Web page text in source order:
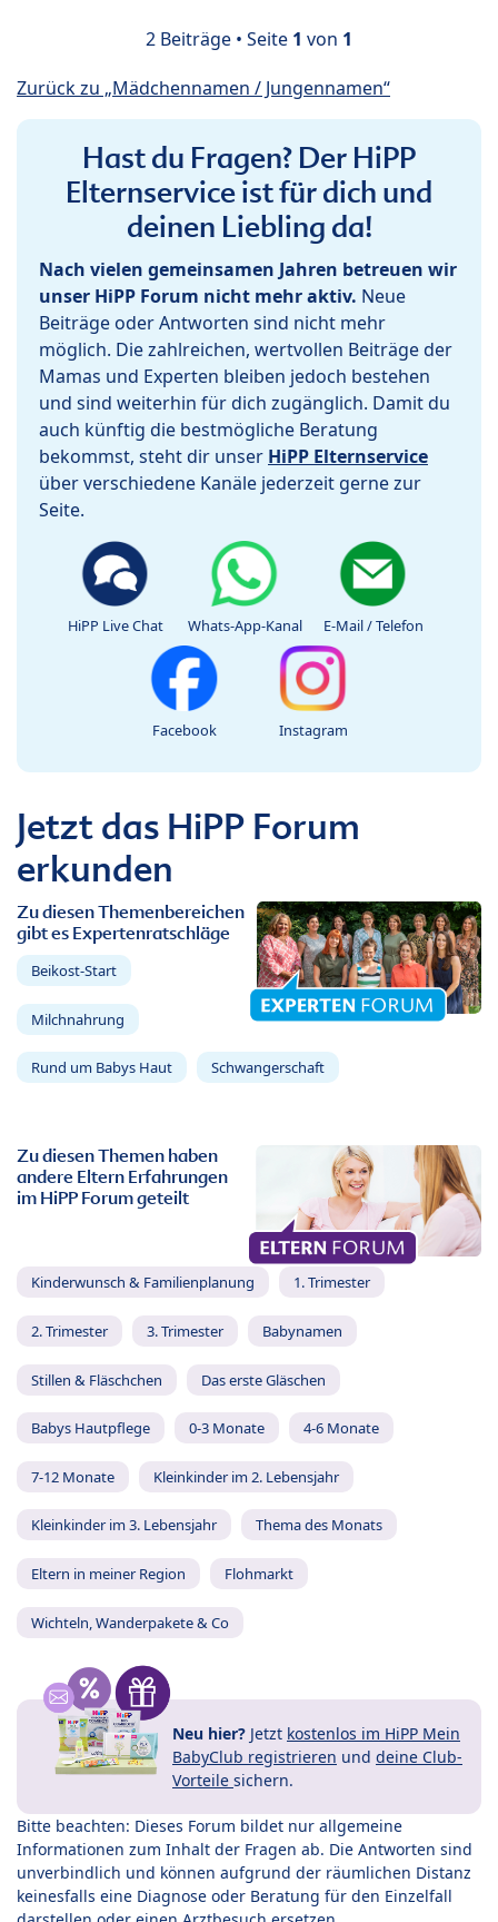
2 Beiträge • Seite 1 von 1
Zurück zu „Mädchennamen / Jungennamen“
Hast du Fragen? Der HiPP
Elternservice ist für dich und
deinen Liebling da!
Nach vielen gemeinsamen Jahren betreuen wir
unser HiPP Forum nicht mehr aktiv. Neue
Beiträge oder Antworten sind nicht mehr
möglich. Die zahlreichen, wertvollen Beiträge der
Mamas und Experten bleiben jedoch bestehen
und sind weiterhin für dich zugänglich. Damit du
auch künftig die bestmögliche Beratung
bekommst, steht dir unser HiPP Elternservice
über verschiedene Kanäle jederzeit gerne zur
Seite.
HiPP Live Chat Whats-App-Kanal E-Mail / Telefon
Facebook Instagram
Jetzt das HiPP Forum
erkunden
Zu diesen Themenbereichen
gibt es Expertenratschläge
Beikost-Start
Milchnahrung
Rund um Babys Haut Schwangerschaft
Zu diesen Themen haben
andere Eltern Erfahrungen
im HiPP Forum geteilt
Kinderwunsch & Familienplanung 1. Trimester
2. Trimester 3. Trimester Babynamen
Stillen & Fläschchen Das erste Gläschen
Babys Hautpflege 0-3 Monate 4-6 Monate
7-12 Monate Kleinkinder im 2. Lebensjahr
Kleinkinder im 3. Lebensjahr Thema des Monats
Eltern in meiner Region Flohmarkt
Wichteln, Wanderpakete & Co
Neu hier? Jetzt kostenlos im HiPP Mein
BabyClub registrieren und deine Club-
Vorteile sichern.
Bitte beachten: Dieses Forum bildet nur allgemeine
Informationen zum Inhalt der Fragen ab. Die Antworten sind
unverbindlich und können aufgrund der räumlichen Distanz
keinesfalls eine Diagnose oder Beratung für den Einzelfall